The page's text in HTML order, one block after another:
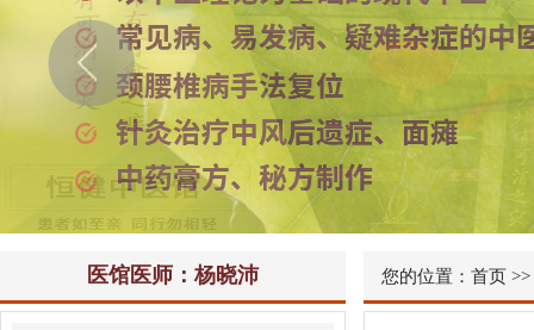
医馆医师：杨晓沛 您的位置： 首页 >>